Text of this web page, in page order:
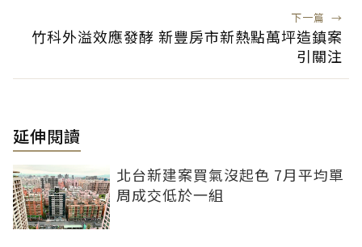
下一篇 →
竹科外溢效應發酵 新豐房市新熱點萬坪造鎮案
引關注
延伸閱讀
北台新建案買氣沒起色 7月平均單
周成交低於一組